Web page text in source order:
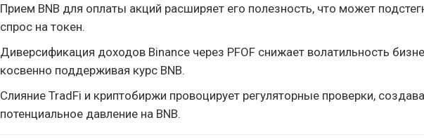
Прием BNB для оплаты акций расширяет его полезность, что может
спрос на токен.
Диверсификация доходов Binance через PFOF снижает волатильность
косвенно поддерживая курс BNB.
Слияние TradFi и криптобиржи провоцирует регуляторные проверки,
потенциальное давление на BNB.